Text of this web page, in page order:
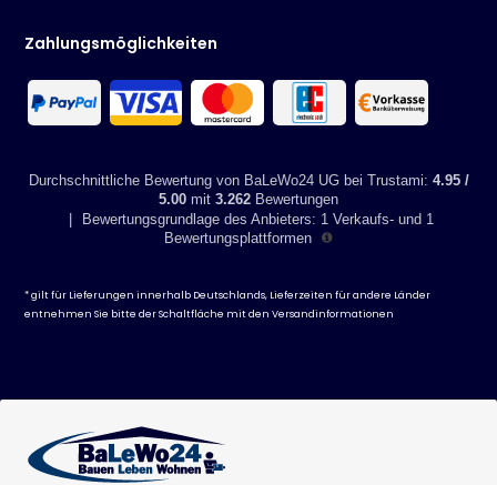
Zahlungsmöglichkeiten
Durchschnittliche Bewertung von BaLeWo24 UG bei Trustami: 4.95 /
5.00 mit 3.262 Bewertungen
|
Bewertungsgrundlage des Anbieters: 1 Verkaufs- und 1
Bewertungsplattformen
* gilt für Lieferungen innerhalb Deutschlands, Lieferzeiten für andere Länder
entnehmen Sie bitte der Schaltfläche mit denVersandinformationen